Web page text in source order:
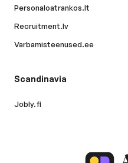
Personaloatrankos.lt
Recruitment.lv
Varbamisteenused.ee
Scandinavia
Jobly.fi